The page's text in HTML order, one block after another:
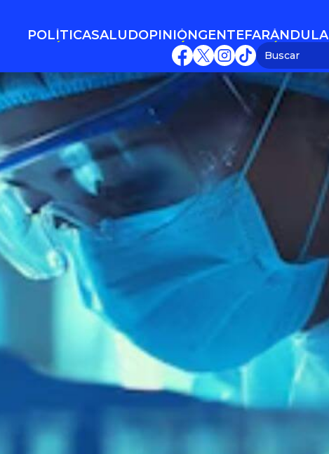
POLÍTICASALUDOPINIÓN
OPINIÓN
GENTE
GENTE
FARÁNDULA
FARÁNDULA